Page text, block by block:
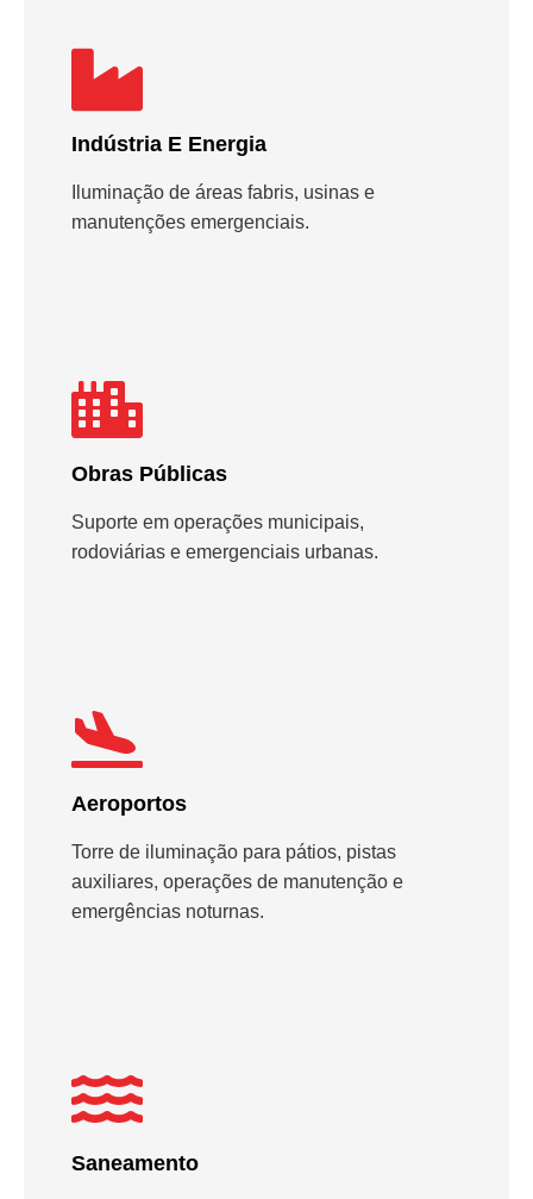
Indústria E Energia
Iluminação de áreas fabris, usinas e
manutenções emergenciais.
Obras Públicas
Suporte em operações municipais,
rodoviárias e emergenciais urbanas.
Aeroportos
Torre de iluminação para pátios, pistas
auxiliares, operações de manutenção e
emergências noturnas.
Saneamento